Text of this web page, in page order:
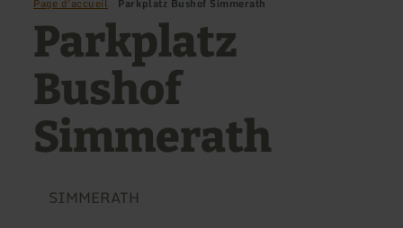
Page d'accueil Parkplatz Bushof Simmerath
Parkplatz
Bushof
Simmerath
SIMMERATH